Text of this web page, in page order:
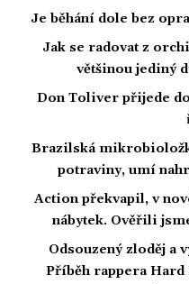
Je běhání dole bez
Jak se radovat z
většinou jediný
Don Toliver přijede
Brazilská
potraviny, umí
Action překvapil, v
nábytek. Ověřili
Odsouzený zloděj a
Příběh rappera Hard